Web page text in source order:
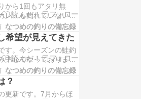
のサーフかなり前に行
で遠い！！ゴリ巻
なよ！！腕が疲れてく
げられた！ブナ…
から1回もアタリ無
レイも釣れていない。
い。カジカ反応無し。
には居る。マイワシの
入っていた。これから
んブログ村
なつめの釣りの備忘録
希望が見えてきた
す。今シーズンの鮭釣
中心でやっております
ことは一度も無し。昨
らスタート。一本の竿
ゆさ・・・。ずっとゆ
。耐えきれず合わせる
なつめの釣りの備忘録
？
更新です。7月からほ